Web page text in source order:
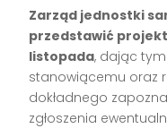
Zarząd jednostki
przedstawić projekt
listopada, dając
stanowiącemu oraz
dokładnego
zgłoszenia